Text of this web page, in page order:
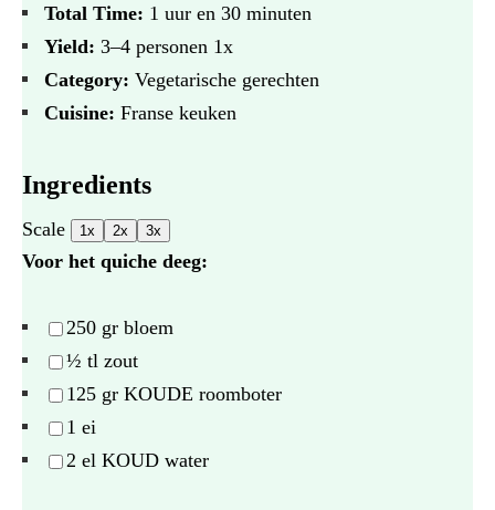
Total Time: 1 uur en 30 minuten
Yield: 3–4 personen 1x
Category: Vegetarische gerechten
Cuisine: Franse keuken
Ingredients
Scale 1x 2x 3x
Voor het quiche deeg:
250 gr bloem
½ tl zout
125 gr KOUDE roomboter
1 ei
2 el KOUD water